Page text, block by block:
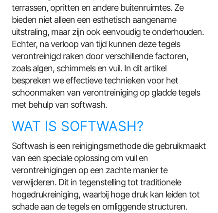
terrassen, opritten en andere buitenruimtes. Ze
bieden niet alleen een esthetisch aangename
uitstraling, maar zijn ook eenvoudig te onderhouden.
Echter, na verloop van tijd kunnen deze tegels
verontreinigd raken door verschillende factoren,
zoals algen, schimmels en vuil. In dit artikel
bespreken we effectieve technieken voor het
schoonmaken van verontreiniging op gladde tegels
met behulp van softwash.
WAT IS SOFTWASH?
Softwash is een reinigingsmethode die gebruikmaakt
van een speciale oplossing om vuil en
verontreinigingen op een zachte manier te
verwijderen. Dit in tegenstelling tot traditionele
hogedrukreiniging, waarbij hoge druk kan leiden tot
schade aan de tegels en omliggende structuren.